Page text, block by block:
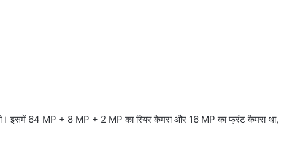
इसमें 64 MP + 8 MP + 2 MP का रियर कैमरा और 16 MP का फ्रंट कैमरा था,